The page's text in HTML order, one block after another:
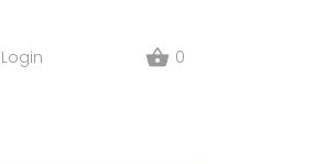
Login 0